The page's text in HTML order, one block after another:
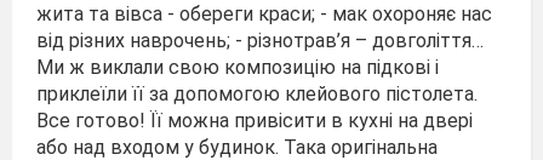
жита та вівса - обереги краси; - мак охороняє нас
від різних наврочень; - різнотрав’я – довголіття…
Ми ж виклали свою композицію на підкові і
приклеїли її за допомогою клейового пістолета.
Все готово! Її можна привісити в кухні на двері
або над входом у будинок. Така оригінальна